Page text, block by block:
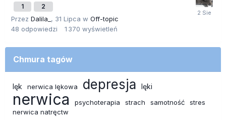
1 2
Przez Dalila_ , 31 Lipca w Off-topic
48 odpowiedzi 1 370 wyświetleń
Chmura tagów
lęk nerwica lękowa depresja lęki
nerwica psychoterapia strach samotność
stres
nerwica natręctw